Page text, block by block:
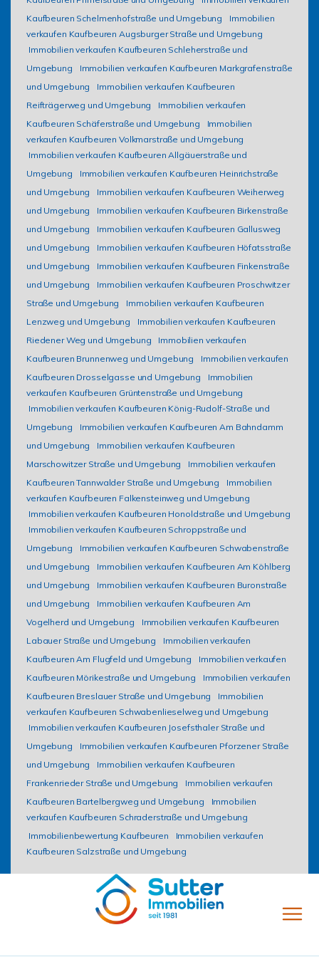
Kaufbeuren Schelmenhofstraße und Umgebung
Immobilien
verkaufen Kaufbeuren Augsburger Straße und Umgebung
Immobilien verkaufen Kaufbeuren Schleherstraße und
Umgebung
Immobilien verkaufen Kaufbeuren Markgrafenstraße
und Umgebung
Immobilien verkaufen Kaufbeuren
Reifträgerweg und Umgebung
Immobilien verkaufen
Kaufbeuren Schäferstraße und Umgebung
Immobilien
verkaufen Kaufbeuren Volkmarstraße und Umgebung
Immobilien verkaufen Kaufbeuren Allgäuerstraße und
Umgebung
Immobilien verkaufen Kaufbeuren Heinrichstraße
und Umgebung
Immobilien verkaufen Kaufbeuren Weiherweg
und Umgebung
Immobilien verkaufen Kaufbeuren Birkenstraße
und Umgebung
Immobilien verkaufen Kaufbeuren Gallusweg
und Umgebung
Immobilien verkaufen Kaufbeuren Höfatsstraße
und Umgebung
Immobilien verkaufen Kaufbeuren Finkenstraße
und Umgebung
Immobilien verkaufen Kaufbeuren Proschwitzer
Straße und Umgebung
Immobilien verkaufen Kaufbeuren
Lenzweg und Umgebung
Immobilien verkaufen Kaufbeuren
Riedener Weg und Umgebung
Immobilien verkaufen
Kaufbeuren Brunnenweg und Umgebung
Immobilien verkaufen
Kaufbeuren Drosselgasse und Umgebung
Immobilien
verkaufen Kaufbeuren Grüntenstraße und Umgebung
Immobilien verkaufen Kaufbeuren König-Rudolf-Straße und
Umgebung
Immobilien verkaufen Kaufbeuren Am Bahndamm
und Umgebung
Immobilien verkaufen Kaufbeuren
Marschowitzer Straße und Umgebung
Immobilien verkaufen
Kaufbeuren Tannwalder Straße und Umgebung
Immobilien
verkaufen Kaufbeuren Falkensteinweg und Umgebung
Immobilien verkaufen Kaufbeuren Honoldstraße und Umgebung
Immobilien verkaufen Kaufbeuren Schroppstraße und
Umgebung
Immobilien verkaufen Kaufbeuren Schwabenstraße
und Umgebung
Immobilien verkaufen Kaufbeuren Am Köhlberg
und Umgebung
Immobilien verkaufen Kaufbeuren Buronstraße
und Umgebung
Immobilien verkaufen Kaufbeuren Am
Vogelherd und Umgebung
Immobilien verkaufen Kaufbeuren
Labauer Straße und Umgebung
Immobilien verkaufen
Kaufbeuren Am Flugfeld und Umgebung
Immobilien verkaufen
Kaufbeuren Mörikestraße und Umgebung
Immobilien verkaufen
Kaufbeuren Breslauer Straße und Umgebung
Immobilien
verkaufen Kaufbeuren Schwabenlieselweg und Umgebung
Immobilien verkaufen Kaufbeuren Josefsthaler Straße und
Umgebung
Immobilien verkaufen Kaufbeuren Pforzener Straße
und Umgebung
Immobilien verkaufen Kaufbeuren
Frankenrieder Straße und Umgebung
Immobilien verkaufen
Kaufbeuren Bartelbergweg und Umgebung
Immobilien
verkaufen Kaufbeuren Schraderstraße und Umgebung
Immobilienbewertung Kaufbeuren
Immobilien verkaufen
Kaufbeuren Salzstraße und Umgebung